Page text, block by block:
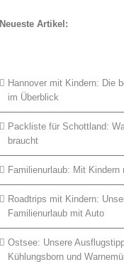
Neueste Artikel:
Hannover mit Kindern: Die
im Überblick
Packliste für Schottland:
braucht
Familienurlaub: Mit Kindern
Roadtrips mit Kindern:
Familienurlaub mit Auto
Ostsee: Unsere
Kühlungsborn und